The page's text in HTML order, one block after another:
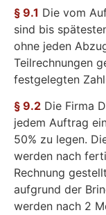
§ 9.1 Die vom
sind bis
ohne jeden
Teilrechnungen
festgelegten
§ 9.2 Die Firma
jedem Auftrag
50% zu legen.
werden nach
Rechnung
aufgrund der
werden nach 2